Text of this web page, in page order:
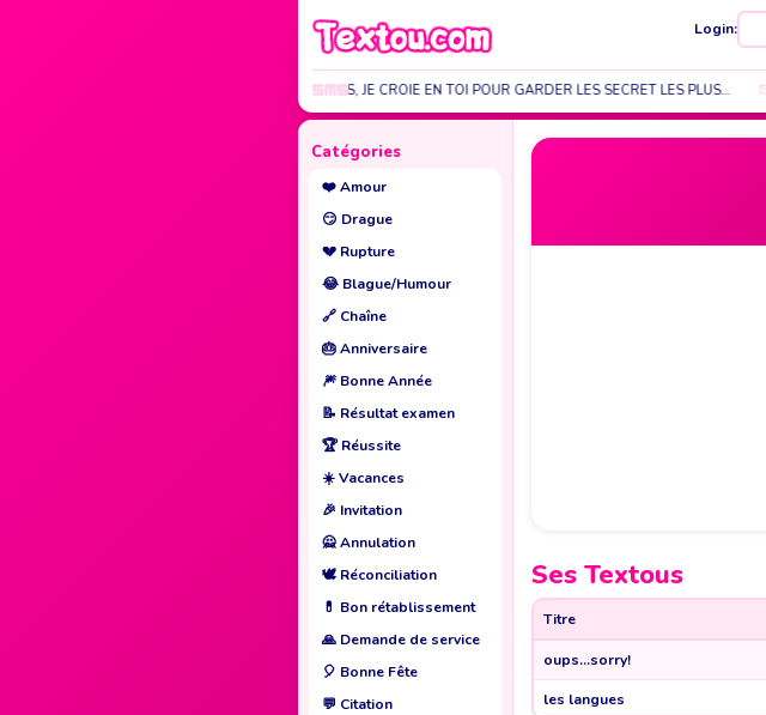
Login:
TU ME DÉÇOIS, JE CROIE EN TOI POUR GARDER LES SECRET LES PLUS…
Catégories
❤️Amour
😏 Drague
💔 Rupture
😂 Blague/Humour
🔗 Chaîne
🎂Anniversaire
🎆 Bonne Année
📝 Résultat examen
🏆Réussite
☀️Vacances
🎉 Invitation
🙅Annulation
🕊️ Réconciliation
💊 Bon rétablissement
🙏 Demande de service
🎈 Bonne Fête
💬 Citation
Ses Textous
Titre
oups...sorry!
les langues